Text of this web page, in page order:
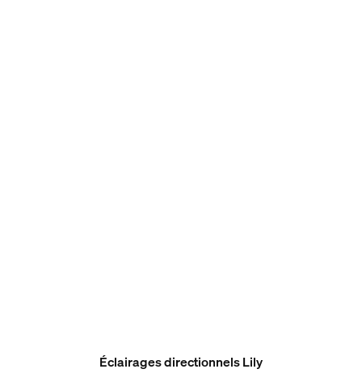
Éclairages directionnels Lily